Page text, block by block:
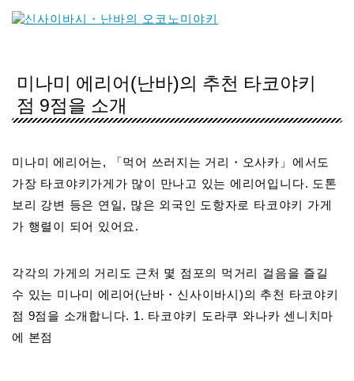
미나미 에리어(난바)의 추천 타코야키
점 9점을 소개
미나미 에리어는, 「먹어 쓰러지는 거리・오사카」에서도
가장 타코야키가게가 많이 만나고 있는 에리어입니다. 도톤
보리 강변 등은 연일, 많은 외국인 도항자로 타코야키 가게
가 행렬이 되어 있어요.
각각의 가게의 거리도 근처 몇 점포의 먹거리 걸음을 즐길
수 있는 미나미 에리어(난바・신사이바시)의 추천 타코야키
점 9점을 소개합니다. 1. 타코야키 도라쿠 와나카 센니치마
에 본점